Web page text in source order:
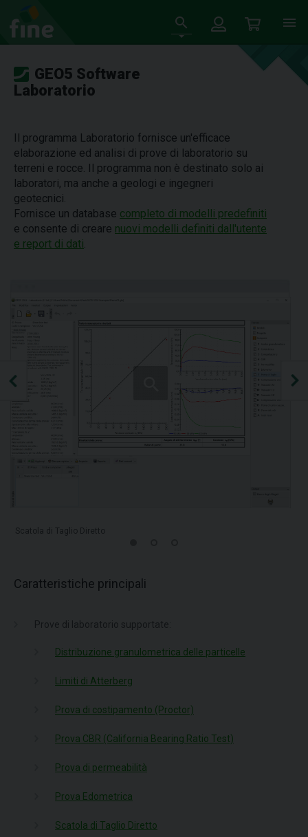
GEO5 Software
Laboratorio
Il programma Laboratorio fornisce un'efficace
elaborazione ed analisi di prove di laboratorio su
terreni e rocce. Il programma non è destinato solo ai
laboratori, ma anche a geologi e ingegneri
geotecnici.
Fornisce un database completo di modelli predefiniti
e consente di creare nuovi modelli definiti dall'utente
e report di dati.
Scatola di Taglio Diretto
Caratteristiche principali
Prove di laboratorio supportate:
Distribuzione granulometrica delle particelle
Limiti di Atterberg
Prova di costipamento (Proctor)
Prova CBR (California Bearing Ratio Test)
Prova di permeabilità
Prova Edometrica
Scatola di Taglio Diretto